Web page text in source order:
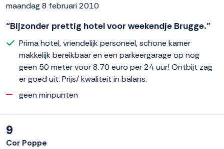
maandag 8 februari 2010
“Bijzonder prettig hotel voor weekendje Brugge.”
Prima hotel, vriendelijk personeel, schone kamer
makkelijk bereikbaar en een parkeergarage op nog
geen 50 meter voor 8.70 euro per 24 uur! Ontbijt zag
er goed uit. Prijs/ kwaliteit in balans.
geen minpunten
9
Cor Poppe